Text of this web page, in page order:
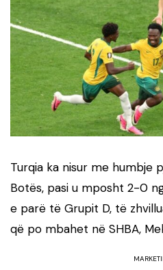
Turqia ka nisur me humbje
Botës, pasi u mposht 2-0
e parë të Grupit D, të
që po mbahet në SHBA,